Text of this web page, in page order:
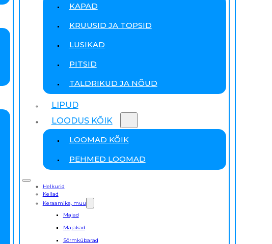
KAPAD
KRUUSID JA TOPSID
LUSIKAD
PITSID
TALDRIKUD JA NÕUD
LIPUD
LOODUS KÕIK
LOOMAD KÕIK
PEHMED LOOMAD
Helkurid
Kellad
Keraamika, muu
Majad
Majakad
Sõrmkübarad